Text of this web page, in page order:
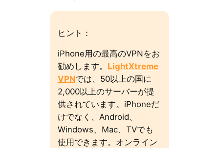
ヒント：
iPhone用の最高のVPNをお
勧めします。 LightXtreme
VPNでは、50以上の国に
2,000以上のサーバーが提
供されています。iPhoneだ
けでなく、Android、
Windows、Mac、TVでも
使用できます。オンライン